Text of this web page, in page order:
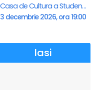
Casa de Cultura a Studentilor , Iasi
3 decembrie 2026, ora 19:00
Iasi